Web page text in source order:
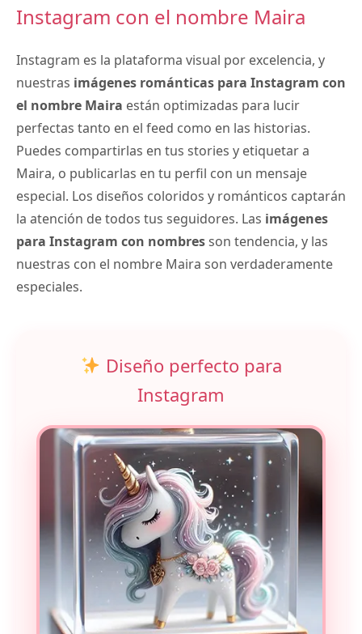
Instagram con el nombre Maira
Instagram es la plataforma visual por excelencia, y
nuestras imágenes románticas para Instagram con
el nombre Maira están optimizadas para lucir
perfectas tanto en el feed como en las historias.
Puedes compartirlas en tus stories y etiquetar a
Maira, o publicarlas en tu perfil con un mensaje
especial. Los diseños coloridos y románticos captarán
la atención de todos tus seguidores. Las imágenes
para Instagram con nombresson tendencia, y las
nuestras con el nombre Maira son verdaderamente
especiales.
Diseño perfecto para
Instagram